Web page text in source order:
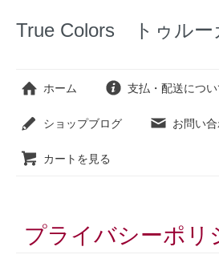
True Colors トゥルー
ホーム 支払・配送につい
ショップブログ お問い
カートを見る
プライバシーポリ